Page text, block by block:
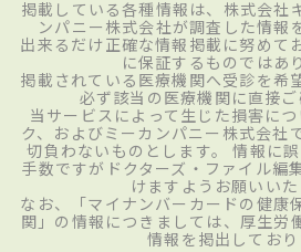
掲載している各種情報は、株式会社
ンパニー株式会社が調査した情報
出来るだけ正確な情報掲載に努めて
に保証するものではあ
掲載されている医療機関へ受診を希
必ず該当の医療機関に直接ご
当サービスによって生じた損害に
ク、およびミーカンパニー株式会社
切負わないものとします。 情報に
手数ですがドクターズ・ファイル編
けますようお願いいた
なお、「マイナンバーカードの健康
関」の情報につきましては、厚生労
情報を掲出しており